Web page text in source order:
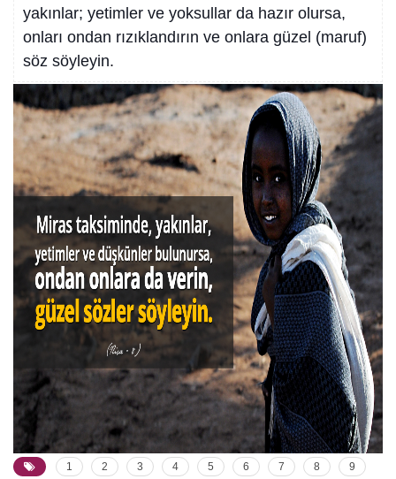
yakınlar; yetimler ve yoksullar da hazır olursa,
onları ondan rızıklandırın ve onlara güzel (maruf)
söz söyleyin.
1 2 3 4 5 6 7 8 9